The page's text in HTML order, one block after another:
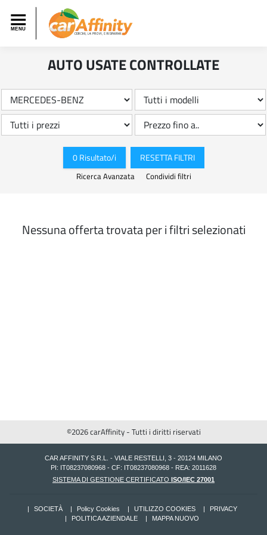
AUTO USATE CONTROLLATE
0 Risultato/i RESETTA FILTRI
Ricerca Avanzata Condividi filtri
Nessuna offerta trovata per i filtri selezionati
©2026 carAffinity - Tutti i diritti riservati
CAR AFFINITY S.R.L. - VIALE RESTELLI, 3 - 20124 MILANO
PI: IT08237080968 - CF: IT08237080968 - REA: 2011628
SISTEMA DI GESTIONE CERTIFICATO ISO/IEC 27001
SOCIETÀ Policy Cookies UTILIZZO COOKIES
PRIVACY
POLITICA AZIENDALE
MAPPA NUOVO